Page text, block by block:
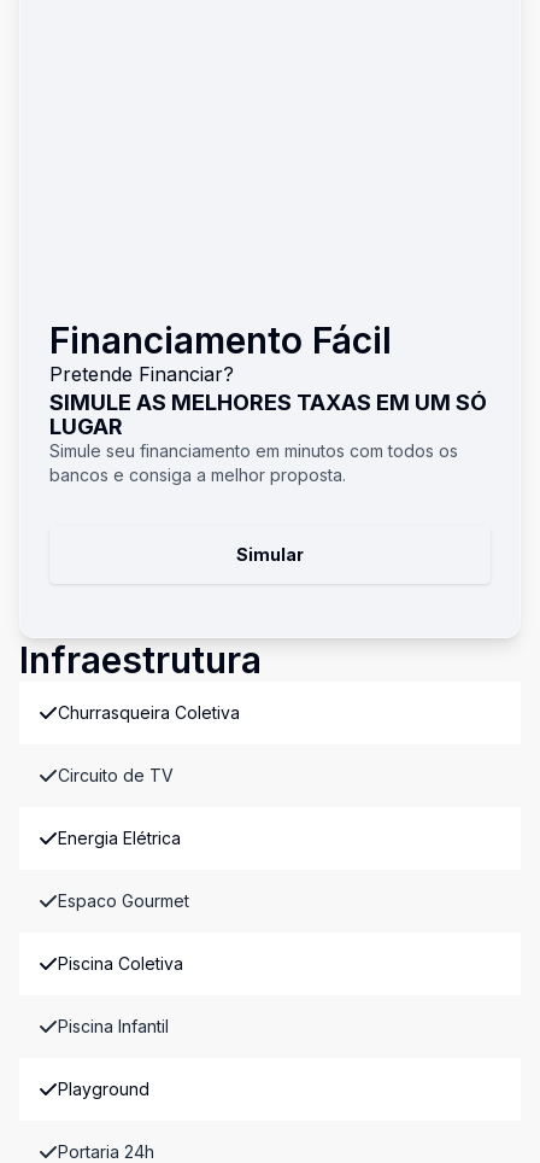
Financiamento Fácil
Pretende Financiar?
SIMULE AS MELHORES TAXAS EM UM SÓ
LUGAR
Simule seu financiamento em minutos com todos os
bancos e consiga a melhor proposta.
Simular
Infraestrutura
Churrasqueira Coletiva
Circuito de TV
Energia Elétrica
Espaco Gourmet
Piscina Coletiva
Piscina Infantil
Playground
Portaria 24h